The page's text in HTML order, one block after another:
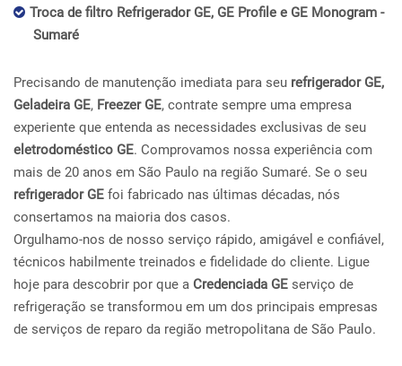
Troca de filtro Refrigerador GE, GE Profile e GE Monogram -
Sumaré
Precisando de manutenção imediata para seu refrigerador GE,
Geladeira GE, Freezer GE, contrate sempre uma empresa
experiente que entenda as necessidades exclusivas de seu
eletrodoméstico GE. Comprovamos nossa experiência com
mais de 20 anos em São Paulo na região Sumaré. Se o seu
refrigerador GE foi fabricado nas últimas décadas, nós
consertamos na maioria dos casos.
Orgulhamo-nos de nosso serviço rápido, amigável e confiável,
técnicos habilmente treinados e fidelidade do cliente. Ligue
hoje para descobrir por que a Credenciada GE serviço de
refrigeração se transformou em um dos principais empresas
de serviços de reparo da região metropolitana de São Paulo.